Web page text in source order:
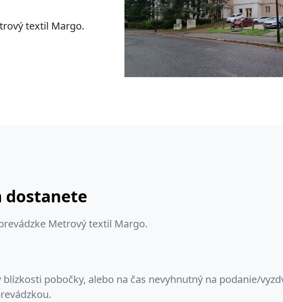
textil Margo.
dostanete
Metrový textil Margo.
pobočky, alebo na čas nevyhnutný na podanie/